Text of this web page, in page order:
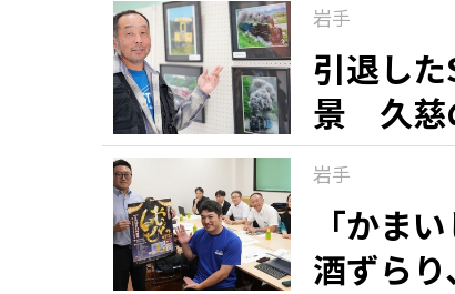
岩手
引退し
景 久慈
道と風
岩手
「かま
酒ずら